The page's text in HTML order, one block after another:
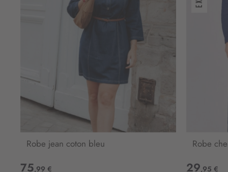
Robe jean coton bleu
75,99 €
Robe
29,95 €